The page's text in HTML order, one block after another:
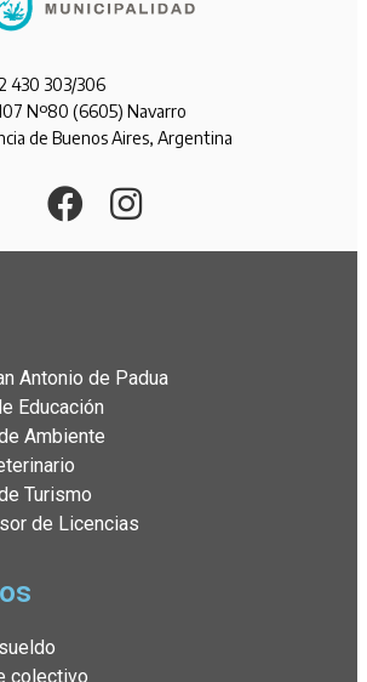
430 303/306
Nº80 (6605) Navarro
de Buenos Aires, Argentina
Antonio de Padua
Educación
Ambiente
Turismo
de Licencias
colectivo